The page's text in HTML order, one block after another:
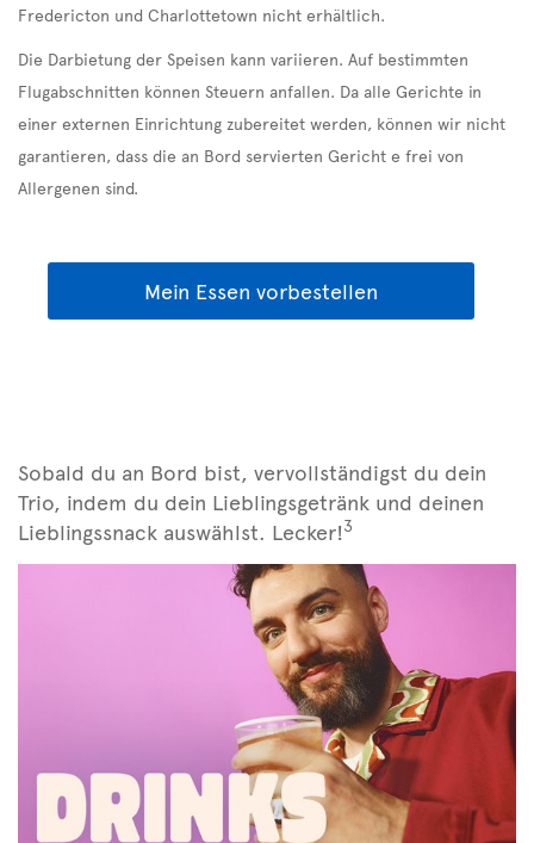
Fredericton und Charlottetown nicht erhältlich.
Die Darbietung der Speisen kann variieren. Auf bestimmten
Flugabschnitten können Steuern anfallen. Da alle Gerichte in
einer externen Einrichtung zubereitet werden, können wir nicht
garantieren, dass die an Bord servierten Gericht e frei von
Allergenen sind.
Mein Essen vorbestellen
Sobald du an Bord bist, vervollständigst du dein
Trio, indem du dein Lieblingsgetränk und deinen
Lieblingssnack auswählst. Lecker!3